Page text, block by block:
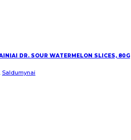
DR. SOUR WATERMELON SLICES, 80G
, Saldumynai